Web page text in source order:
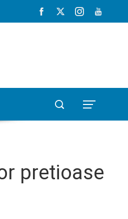
pretioase